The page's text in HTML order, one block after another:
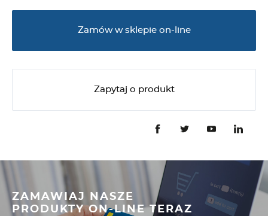
Zamów w sklepie on-line
Zapytaj o produkt
ZAMAWIAJ NASZE
PRODUKTY ON-LINE TERAZ